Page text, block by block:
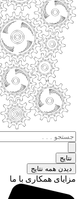
جستجو
.
.
.
نتایج
دیدن همه نتایج
مزایای همکاری با ما